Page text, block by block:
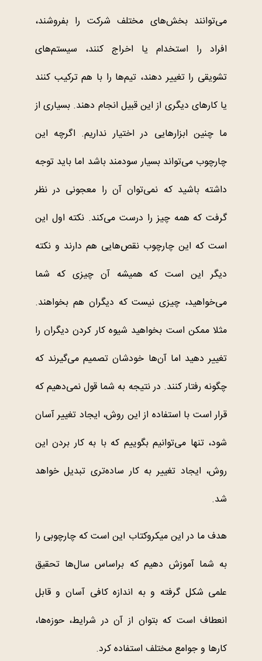
می‌توانند بخش‌های مختلف شرکت را بفروشند،
افراد را استخدام یا اخراج کنند، سیستم‌های
تشویقی را تغییر دهند، تیم‌ها را با هم ترکیب کنند
یا کارهای دیگری از این قبیل انجام دهند. بسیاری از
ما چنین ابزارهایی در اختیار نداریم. اگرچه این
چارچوب می‌تواند بسیار سودمند باشد اما باید توجه
داشته باشید که نمی‌توان آن را معجونی در نظر
گرفت که همه چیز را درست می‌کند. نکته اول این
است که این چارچوب نقص‌هایی هم دارند و نکته
دیگر این است که همیشه آن چیزی که شما
می‌خواهید، چیزی نیست که دیگران هم بخواهند.
مثلا ممکن است بخواهید شیوه کار کردن دیگران را
تغییر دهید اما آن‌ها خودشان تصمیم می‌گیرند که
چگونه رفتار کنند. در ‌نتیجه به شما قول نمی‌دهیم که
قرار است با استفاده از این روش، ایجاد تغییر آسان
شود، تنها می‌توانیم بگوییم که با به ‌کار بردن این
روش، ایجاد تغییر به کار ساده‌تری تبدیل خواهد
شد.
هدف ما در این میکروکتاب این است که چارچوبی را
به شما آموزش دهیم که براساس سال‌ها تحقیق
علمی شکل گرفته و به اندازه کافی آسان و قابل
انعطاف است که بتوان از آن در شرایط، حوزه‌ها،
کارها و جوامع مختلف استفاده کرد.